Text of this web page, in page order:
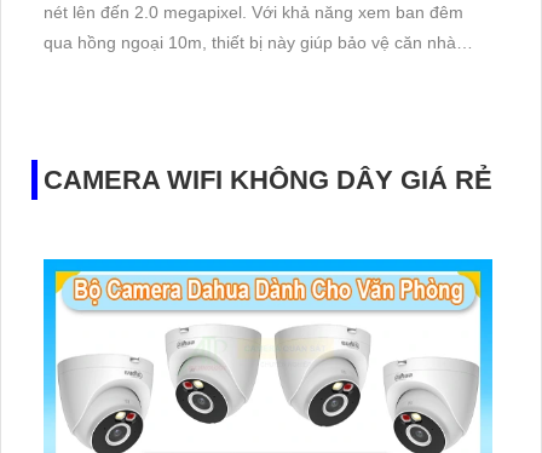
nét lên đến 2.0 megapixel. Với khả năng xem ban đêm
qua hồng ngoại 10m, thiết bị này giúp bảo vệ căn nhà
CAMERA WIFI KHÔNG DÂY GIÁ RẺ